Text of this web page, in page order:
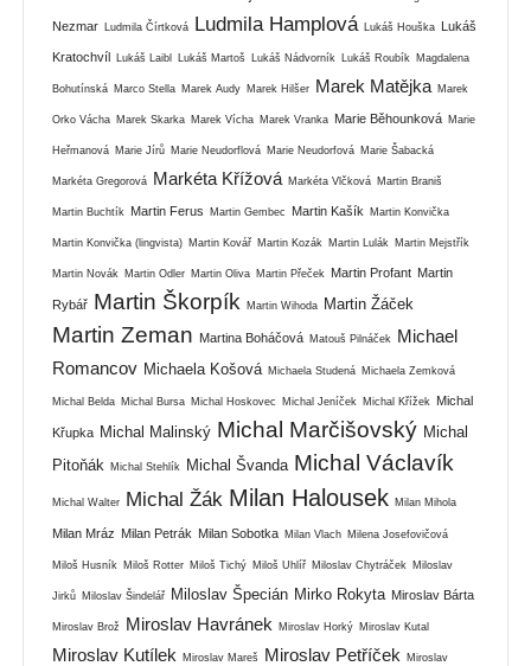
Nezmar Ludmila Čírtková Ludmila Hamplová Lukáš Houška Lukáš
Kratochvíl Lukáš Laibl Lukáš Martoš Lukáš Nádvorník Lukáš Roubík Magdalena
Bohutínská Marco Stella Marek Audy Marek Hilšer Marek Matějka Marek
Orko Vácha Marek Skarka Marek Vícha Marek Vranka Marie Běhounková Marie
Heřmanová Marie Jírů Marie Neudorflová Marie Neudorfová Marie Šabacká
Markéta Gregorová Markéta Křížová Markéta Vlčková Martin Braniš
Martin Buchtík Martin Ferus Martin Gembec Martin Kašík Martin Konvička
Martin Konvička (lingvista) Martin Kovář Martin Kozák Martin Lulák Martin Mejstřík
Martin Novák Martin Odler Martin Oliva Martin Přeček Martin Profant Martin
Rybář Martin Škorpík Martin Wihoda Martin Žáček
Martin Zeman Martina Boháčová Matouš Pilnáček
Michael
Romancov Michaela Košová Michaela Studená Michaela Zemková
Michal Belda Michal Bursa Michal Hoskovec Michal Jeníček Michal Křížek Michal
Křupka Michal Malinský Michal Marčišovský Michal
Pitoňák
Michal Stehlík Michal Švanda Michal Václavík
Michal Walter Michal Žák Milan Halousek Milan Mihola
Milan Mráz Milan Petrák Milan Sobotka Milan Vlach Milena Josefovičová
Miloš Husník Miloš Rotter Miloš Tichý Miloš Uhlíř Miloslav Chytráček Miloslav
Jirků Miloslav Šindelář Miloslav Špecián Mirko Rokyta Miroslav Bárta
Miroslav Brož Miroslav Havránek Miroslav Horký Miroslav Kutal
Miroslav Kutílek Miroslav Mareš Miroslav Petříček Miroslav